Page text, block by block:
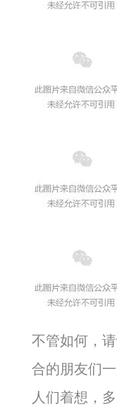
不管如何，
合的朋友们
人们着想，